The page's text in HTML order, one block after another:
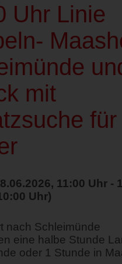
Uhr Linie
mit
für
11:00 Uhr -
Uhr)
nach Schleimünde
eine halbe Stunde
oder 1 Stunde in